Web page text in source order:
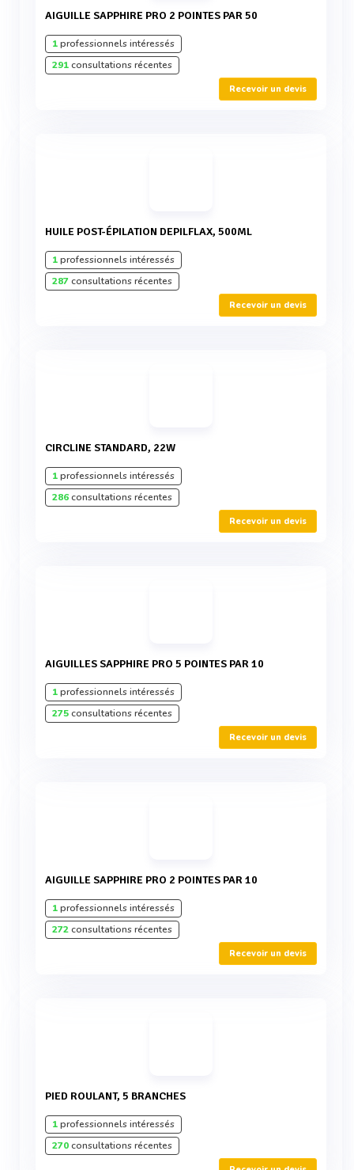
AIGUILLE SAPPHIRE PRO 2 POINTES PAR 50
1professionnels intéressés
291consultations récentes
Recevoir un devis
HUILE POST-ÉPILATION DEPILFLAX, 500ML
1professionnels intéressés
287consultations récentes
Recevoir un devis
CIRCLINE STANDARD, 22W
1professionnels intéressés
286consultations récentes
Recevoir un devis
AIGUILLES SAPPHIRE PRO 5 POINTES PAR 10
1professionnels intéressés
275consultations récentes
Recevoir un devis
AIGUILLE SAPPHIRE PRO 2 POINTES PAR 10
1professionnels intéressés
272consultations récentes
Recevoir un devis
PIED ROULANT, 5 BRANCHES
1professionnels intéressés
270consultations récentes